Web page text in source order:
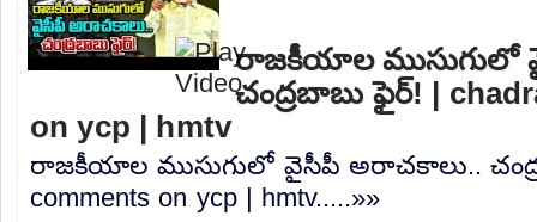
రాజకీయాల ముసుగులో
చంద్రబాబు ఫైర్! |
on ycp | hmtv
రాజకీయాల ముసుగులో వైసీపీ అరాచకాలు..
comments on ycp | hmtv.....»»